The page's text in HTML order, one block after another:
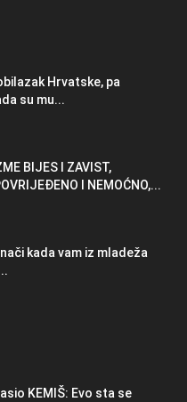
Hrvatske, pa
su mu...
BIJES I ZAVIST,
I NEMOĆNO,...
kada vam iz mladeža
KEMlŠ: Evo sta se